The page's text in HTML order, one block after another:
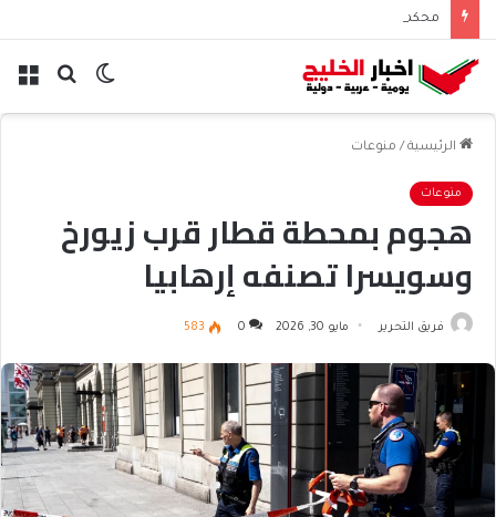
محكمة نيو مكسيكو تغرم ميتا نصف مليار دولار بسبب الأطفال
بحث الوضع
الرئيسية / منوعات
منوعات
هجوم بمحطة قطار قرب زيورخ
وسويسرا تصنفه إرهابيا
فريق التحرير مايو 30, 2026 0
583